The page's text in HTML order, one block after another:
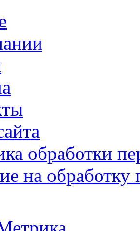
обработки
на